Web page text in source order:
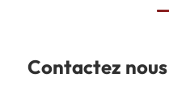
Contactez nous